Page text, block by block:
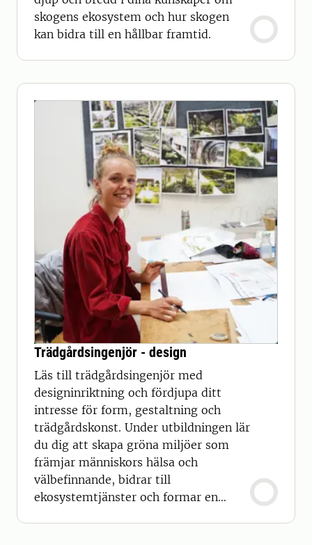
skogens ekosystem och hur skogen
kan bidra till en hållbar framtid.
Trädgårdsingenjör - design
Läs till trädgårdsingenjör med
designinriktning och fördjupa ditt
intresse för form, gestaltning och
trädgårdskonst. Under utbildningen lär
du dig att skapa gröna miljöer som
främjar människors hälsa och
välbefinnande, bidrar till
ekosystemtjänster och formar en